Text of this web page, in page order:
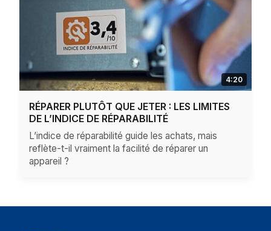
4:20
RÉPARER PLUTÔT QUE JETER : LES LIMITES
DE L’INDICE DE RÉPARABILITÉ
L’indice de réparabilité guide les achats, mais
reflète-t-il vraiment la facilité de réparer un
appareil ?